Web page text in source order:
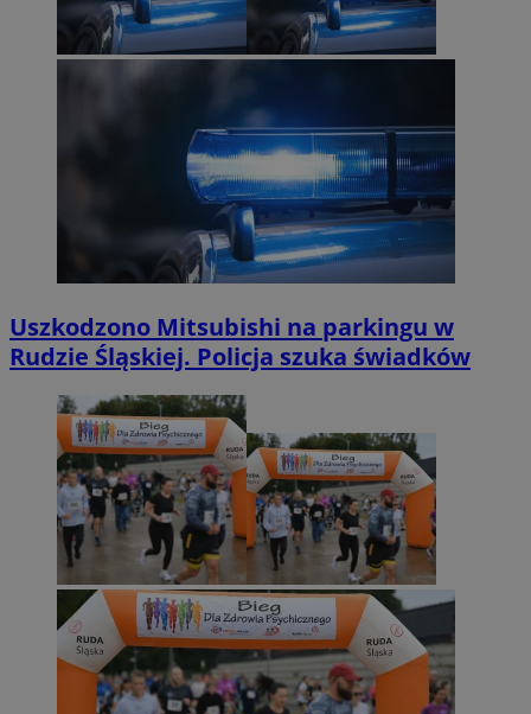
Uszkodzono Mitsubishi na parkingu w
Rudzie Śląskiej. Policja szuka świadków